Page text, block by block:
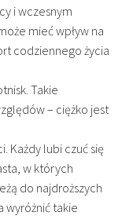
i wczesnym
mieć wpływ na
codziennego życia
Takie
– ciężko jest
Każdy lubi czuć się
w których
do najdroższych
wyróżnić takie